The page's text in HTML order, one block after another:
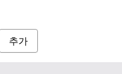
추가